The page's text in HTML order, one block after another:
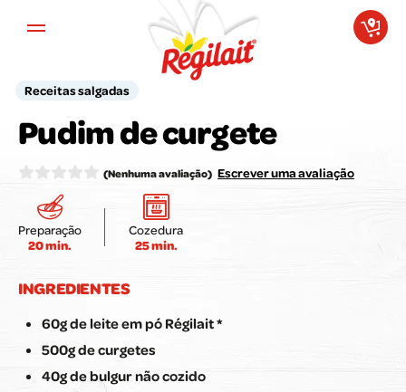
Receitas salgadas
Pudim de curgete
(Nenhuma avaliação) Escrever uma avaliação
nós!
Avalie a receita aqui:
Preparação
20 min.
Cozedura
25 min.
INGREDIENTES
60g de leite em pó Régilait *
500g de curgetes
40g de bulgur não cozido